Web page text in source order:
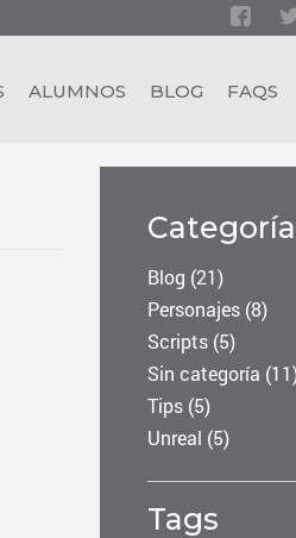
ALUMNOS BLOG FAQS
Blog (21)
Personajes(8)
Scripts(5)
Sin categoría
Tips(5)
Unreal (5)
Tags